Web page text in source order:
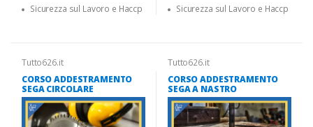
Sicurezza sul Lavoro e Haccp Sicurezza sul Lavoro e Haccp
Tutto626.it
CORSO ADDESTRAMENTO
SEGA CIRCOLARE
Tutto626.it
CORSO ADDESTRAMENTO
SEGA A NASTRO